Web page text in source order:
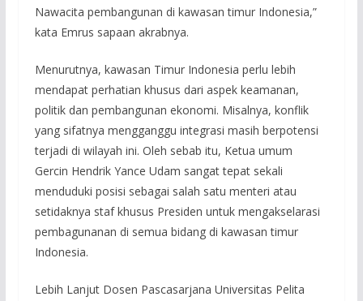
Nawacita pembangunan di kawasan timur Indonesia,”
kata Emrus sapaan akrabnya.
Menurutnya, kawasan Timur Indonesia perlu lebih
mendapat perhatian khusus dari aspek keamanan,
politik dan pembangunan ekonomi. Misalnya, konflik
yang sifatnya mengganggu integrasi masih berpotensi
terjadi di wilayah ini. Oleh sebab itu, Ketua umum
Gercin Hendrik Yance Udam sangat tepat sekali
menduduki posisi sebagai salah satu menteri atau
setidaknya staf khusus Presiden untuk mengakselarasi
pembagunanan di semua bidang di kawasan timur
Indonesia.
Lebih Lanjut Dosen Pascasarjana Universitas Pelita